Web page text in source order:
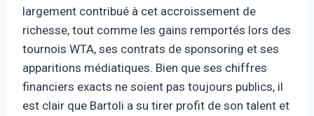
largement contribué à cet accroissement de
richesse, tout comme les gains remportés lors des
tournois WTA, ses contrats de sponsoring et ses
apparitions médiatiques. Bien que ses chiffres
financiers exacts ne soient pas toujours publics, il
est clair que Bartoli a su tirer profit de son talent et